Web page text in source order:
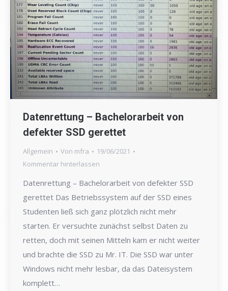
Datenrettung – Bachelorarbeit von
defekter SSD gerettet
Allgemein Von mfra
19/06/2021
Kommentar hinterlassen
Datenrettung – Bachelorarbeit von defekter SSD
gerettet Das Betriebssystem auf der SSD eines
Studenten ließ sich ganz plötzlich nicht mehr
starten. Er versuchte zunächst selbst Daten zu
retten, doch mit seinen Mitteln kam er nicht weiter
und brachte die SSD zu Mr. IT. Die SSD war unter
Windows nicht mehr lesbar, da das Dateisystem
komplett…